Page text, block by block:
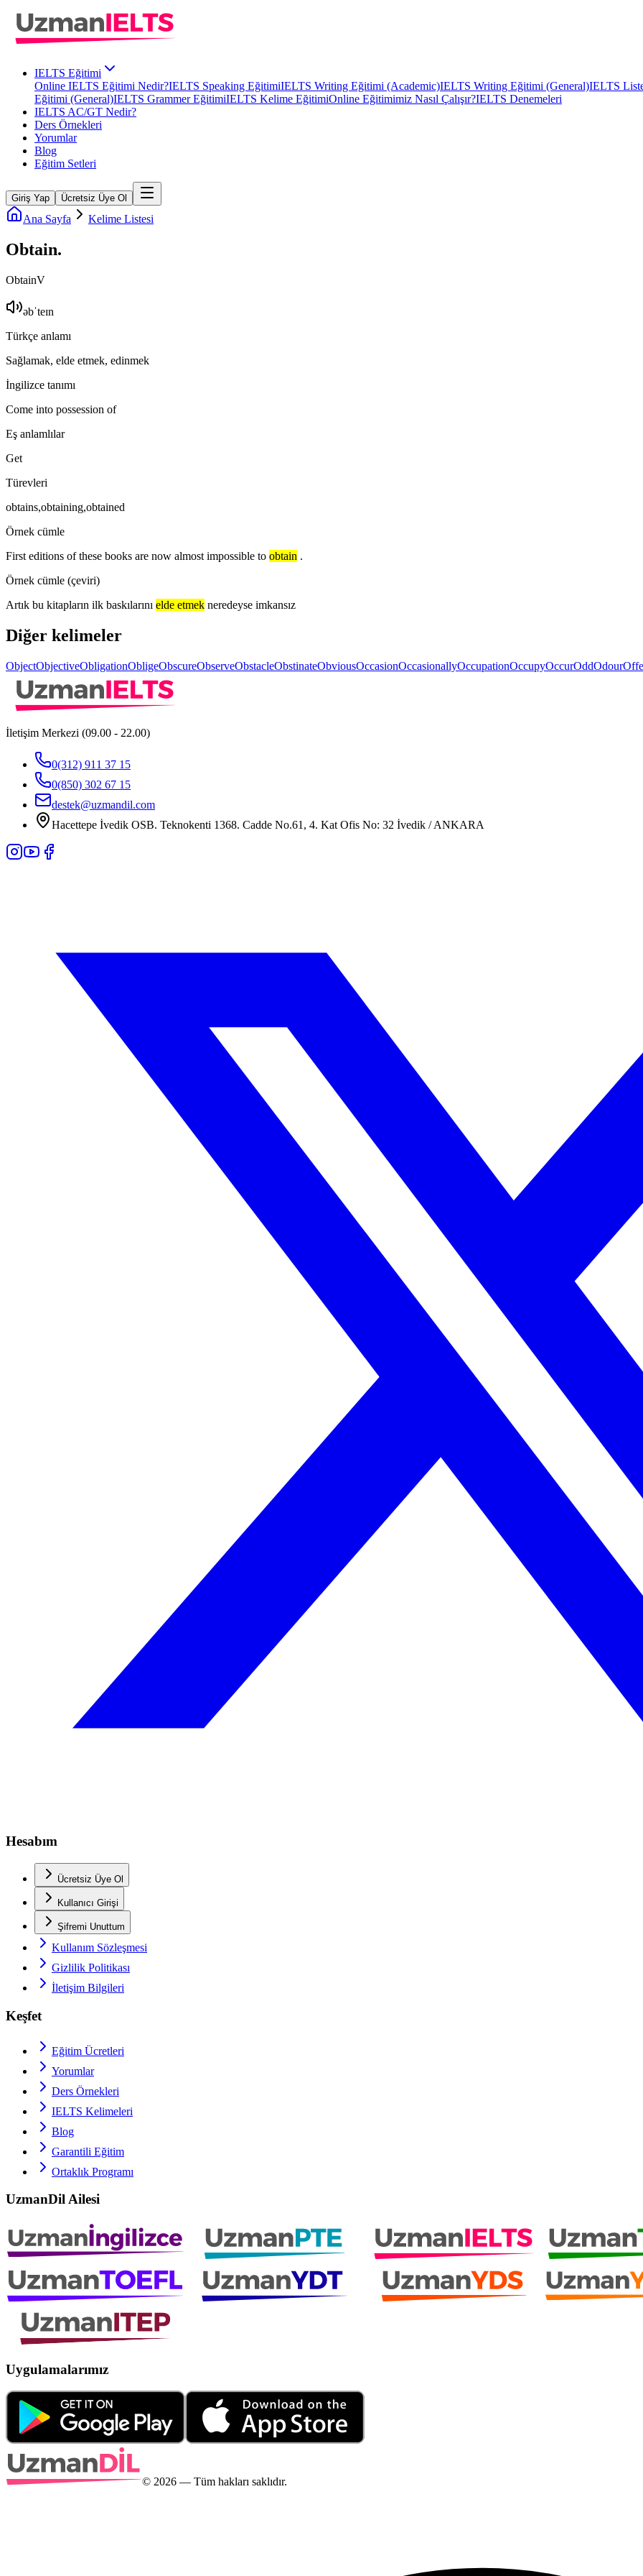
IELTS Eğitimi
Online IELTS Eğitimi Nedir?IELTS Speaking EğitimiIELTS Writing Eğitimi (Academic)IELTS Writing Eğitimi (General)IELTS
Eğitimi (General)IELTS Grammer EğitimiIELTS Kelime EğitimiOnline Eğitimimiz Nasıl Çalışır?IELTS Denemeleri
IELTS AC/GT Nedir?
Ders Örnekleri
Yorumlar
Blog
Eğitim Setleri
Giriş Yap Ücretsiz Üye Ol
Ana Sayfa Kelime Listesi
Obtain.
ObtainV
əbˈteɪn
Türkçe anlamı
Sağlamak, elde etmek, edinmek
İngilizce tanımı
Come into possession of
Eş anlamlılar
Get
Türevleri
obtains,obtaining,obtained
Örnek cümle
First editions of these books are now almost impossible to obtain .
Örnek cümle (çeviri)
Artık bu kitapların ilk baskılarını elde etmek neredeyse imkansız
Diğer kelimeler
ObjectObjectiveObligationObligeObscureObserveObstacleObstinateObviousOccasionOccasionallyOccupationOccupyOccurOddOdour
İletişim Merkezi (09.00 - 22.00)
0(312) 911 37 15
0(850) 302 67 15
destek@uzmandil.com
Hacettepe İvedik OSB. Teknokenti 1368. Cadde No.61, 4. Kat Ofis No: 32 İvedik / ANKARA
Hesabım
Ücretsiz Üye Ol
Kullanıcı Girişi
Şifremi Unuttum
Kullanım Sözleşmesi
Gizlilik Politikası
İletişim Bilgileri
Keşfet
Eğitim Ücretleri
Yorumlar
Ders Örnekleri
IELTS Kelimeleri
Blog
Garantili Eğitim
Ortaklık Programı
UzmanDil Ailesi
Uygulamalarımız
© 2026 — Tüm hakları saklıdır.